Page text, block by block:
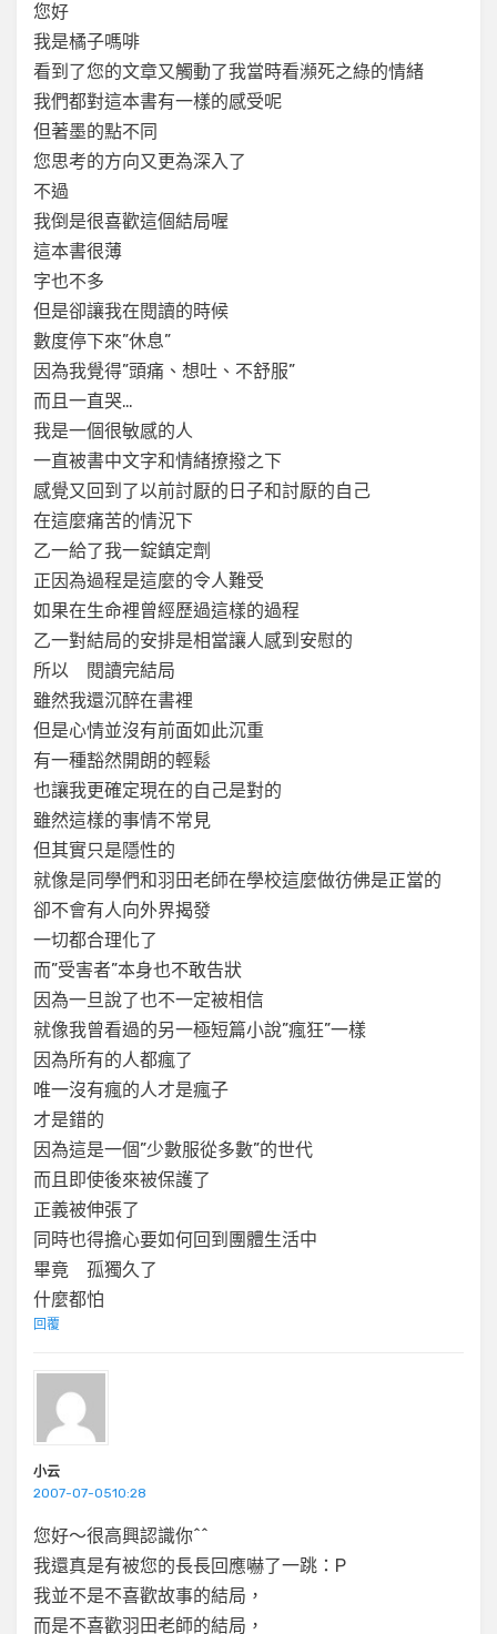
您好
我是橘子嗎啡
看到了您的文章又觸動了我當時看瀕死之綠的情緒
我們都對這本書有一樣的感受呢
但著墨的點不同
您思考的方向又更為深入了
不過
我倒是很喜歡這個結局喔
這本書很薄
字也不多
但是卻讓我在閱讀的時候
數度停下來”休息”
因為我覺得”頭痛、想吐、不舒服”
而且一直哭…
我是一個很敏感的人
一直被書中文字和情緒撩撥之下
感覺又回到了以前討厭的日子和討厭的自己
在這麼痛苦的情況下
乙一給了我一錠鎮定劑
正因為過程是這麼的令人難受
如果在生命裡曾經歷過這樣的過程
乙一對結局的安排是相當讓人感到安慰的
所以 閱讀完結局
雖然我還沉醉在書裡
但是心情並沒有前面如此沉重
有一種豁然開朗的輕鬆
也讓我更確定現在的自己是對的
雖然這樣的事情不常見
但其實只是隱性的
就像是同學們和羽田老師在學校這麼做彷佛是正當的
卻不會有人向外界揭發
一切都合理化了
而”受害者”本身也不敢告狀
因為一旦說了也不一定被相信
就像我曾看過的另一極短篇小說”瘋狂”一樣
因為所有的人都瘋了
唯一沒有瘋的人才是瘋子
才是錯的
因為這是一個”少數服從多數”的世代
而且即使後來被保護了
正義被伸張了
同時也得擔心要如何回到團體生活中
畢竟 孤獨久了
什麼都怕
回覆
小云
2007-07-0510:28
您好～很高興認識你^^
我還真是有被您的長長回應嚇了一跳：P
我並不是不喜歡故事的結局，
而是不喜歡羽田老師的結局，